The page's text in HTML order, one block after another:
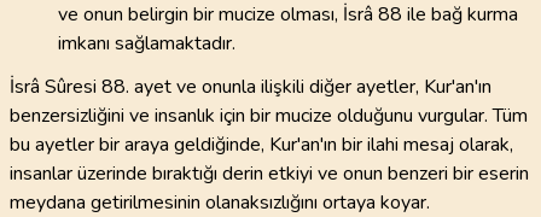
ve onun belirgin bir mucize olması, İsrâ 88 ile bağ kurma
imkanı sağlamaktadır.
İsrâ Sûresi 88. ayet ve onunla ilişkili diğer ayetler, Kur'an'ın
benzersizliğini ve insanlık için bir mucize olduğunu vurgular. Tüm
bu ayetler bir araya geldiğinde, Kur'an'ın bir ilahi mesaj olarak,
insanlar üzerinde bıraktığı derin etkiyi ve onun benzeri bir eserin
meydana getirilmesinin olanaksızlığını ortaya koyar.